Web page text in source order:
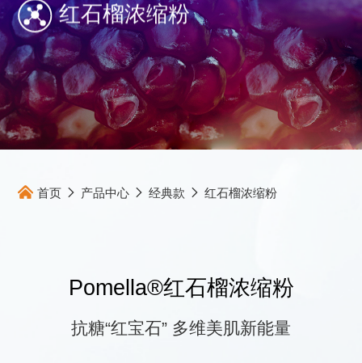
关于我们
企业概况
发展历程
合作伙伴
全案服务
全球原料直供
多维产品提案
跨国跨学科研发
跨国高标生产
全面动销服务
产品中心
核心原料
成品方案
集团动态
新资讯
新产品
大事件
新研究
红石榴浓缩粉
首页 产品中心 经典款 红石榴浓缩粉
Pomella®红石榴浓缩粉
抗糖“红宝石” 多维美肌新能量